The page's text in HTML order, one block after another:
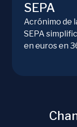
SEPA
Acrónimo de
SEPA
en euros en